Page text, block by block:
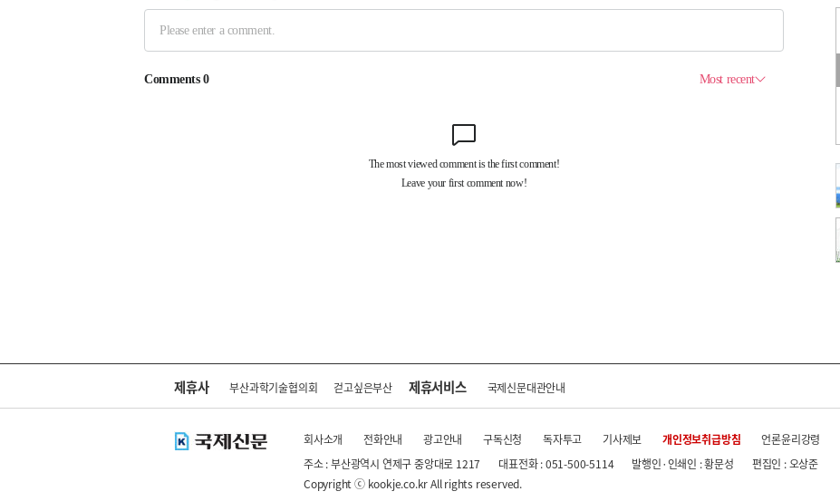
제휴사 부산과학기술협의회 걷고싶은부산 제휴서비스 국제신문대관안내
회사소개 전화안내 광고안내 구독신청 독자투고 기사제보 개인정보취급방침 언론윤리강령
주소 : 부산광역시 연제구 중앙대로 1217
대표전화 : 051-500-5114 발행인·인쇄인 : 황문성
편집인 : 오상준
Copyright ⓒ kookje.co.kr All rights reserved.